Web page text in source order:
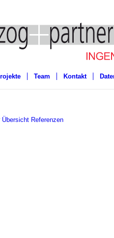
Team Kontakt
Übersicht Referenzen